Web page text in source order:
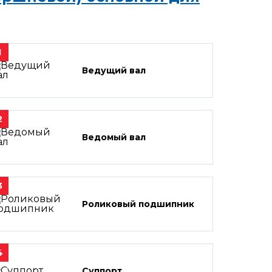
Ведущий вал
Ведомый вал
Роликовый подшипник